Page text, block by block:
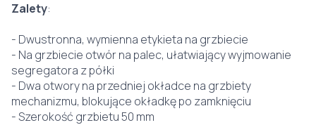
Zalety:
- Dwustronna, wymienna etykieta na grzbiecie
- Na grzbiecie otwór na palec, ułatwiający wyjmowanie
segregatora z półki
- Dwa otwory na przedniej okładce na grzbiety
mechanizmu, blokujące okładkę po zamknięciu
- Szerokość grzbietu 50 mm